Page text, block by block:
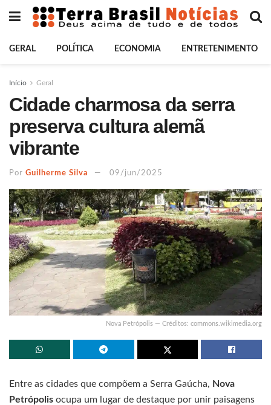
GERAL POLÍTICA ECONOMIA ENTRETENIMENTO
Início Geral
Cidade charmosa da serra
preserva cultura alemã
vibrante
Por Guilherme Silva 09/jun/2025
Nova Petrópolis — Créditos: commons.wikimedia.org
Entre as cidades que compõem a Serra Gaúcha, Nova
Petrópolis ocupa um lugar de destaque por unir paisagens